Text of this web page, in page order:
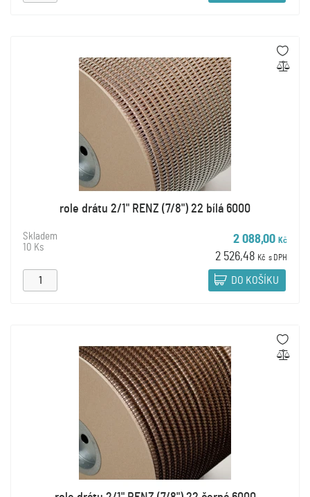
role drátu 2/1" RENZ (7/8") 22 bílá 6000
Skladem
10 Ks
2 088,00 Kč
2 526,48 Kč s DPH
DO KOŠÍKU